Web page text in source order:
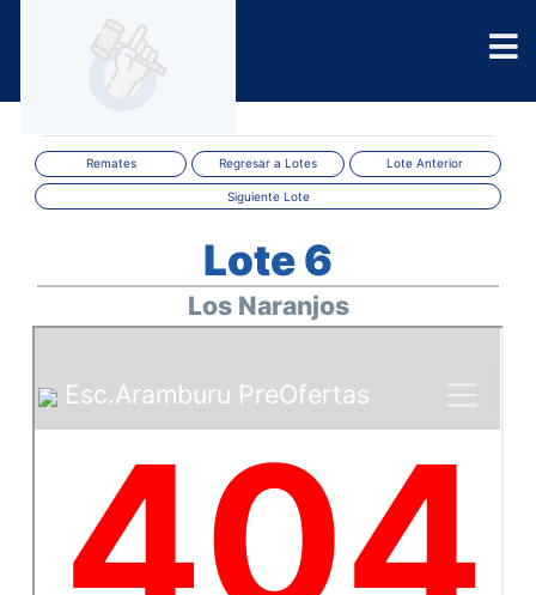
Remates Regresar a Lotes Lote Anterior
Siguiente Lote
Lote 6
Los Naranjos